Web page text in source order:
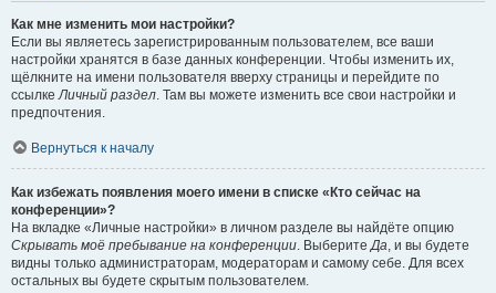
Как мне изменить мои настройки?
Если вы являетесь зарегистрированным пользователем, все ваши
настройки хранятся в базе данных конференции. Чтобы изменить их,
щёлкните на имени пользователя вверху страницы и перейдите по
ссылкеЛичный раздел. Там вы можете изменить все свои настройки и
предпочтения.
Вернуться к началу
Как избежать появления моего имени в списке «Кто сейчас на
конференции»?
На вкладке «Личные настройки» в личном разделе вы найдёте опцию
Скрывать моё пребывание на конференции. ВыберитеДа, и вы будете
видны только администраторам, модераторам и самому себе. Для всех
остальных вы будете скрытым пользователем.